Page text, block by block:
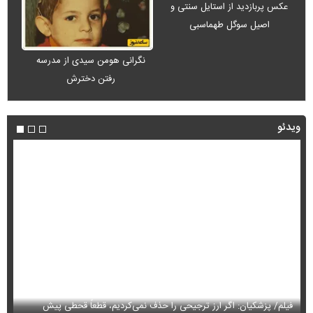
عکس پربازدید از استایل سنتی و
اصیل سوگل طهماسبی
نگرانی هومن سیدی از مدرسه
رفتن دخترش
ویدئو
فیلم/ پزشکیان: اگر ارز ترجیحی را حذف نمی‌کردیم، قطعاً قحطی پیش